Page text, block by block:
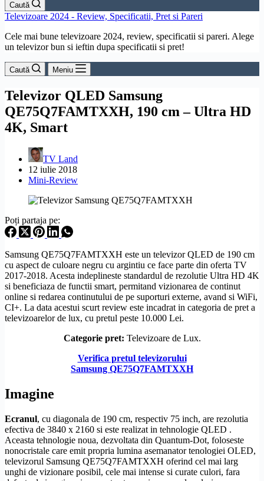
Caută
Televizoare 2024 - Review, Specificatii, Pret si Pareri
Cele mai bune televizoare 2024, review, specificatii si pareri. Alege
un televizor bun si ieftin dupa specificatii si pret!
Caută Meniu
Televizor QLED Samsung
QE75Q7FAMTXXH, 190 cm – Ultra HD
4K, Smart
TV Land
12 iulie 2018
Mini-Review
Poți partaja pe:
Samsung QE75Q7FAMTXXH este un televizorQLED de 190 cm
cu aspect de culoare negru cu argintiu ce face parte din oferta TV
2017-2018. Acesta indeplineste standardul de rezolutie Ultra HD 4K
si beneficiaza de functii smart, permitand vizionarea de continut
online si redarea continutului de pe suporturi externe, avand si WiFi,
CI+. La data acestui scurt review este incadrat in categoria de pret a
televizoarelor de lux, cu pretul peste 10.000 Lei.
Categorie pret: Televizoare de Lux.
Verifica pretul televizorului
Samsung QE75Q7FAMTXXH
Imagine
Ecranul, cu diagonala de 190 cm, respectiv 75 inch, are rezolutia
efectiva de 3840 x 2160 si este realizat in tehnologie QLED .
Aceasta tehnologie noua, dezvoltata din Quantum-Dot, foloseste
nonocristale care emit propria lumina asemanator tenologiei OLED,
televizorul Samsung QE75Q7FAMTXXH oferind cel mai larg
unghi de vizionare posibil, cele mai intense si curate culori, fara